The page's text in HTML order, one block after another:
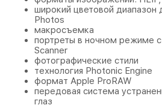
широкий цветовой диапазон
Photos
макросъемка
портреты в ночном режиме
Scanner
фотографические стили
технология Photonic Engine
формат Apple ProRAW
передовая система
глаз